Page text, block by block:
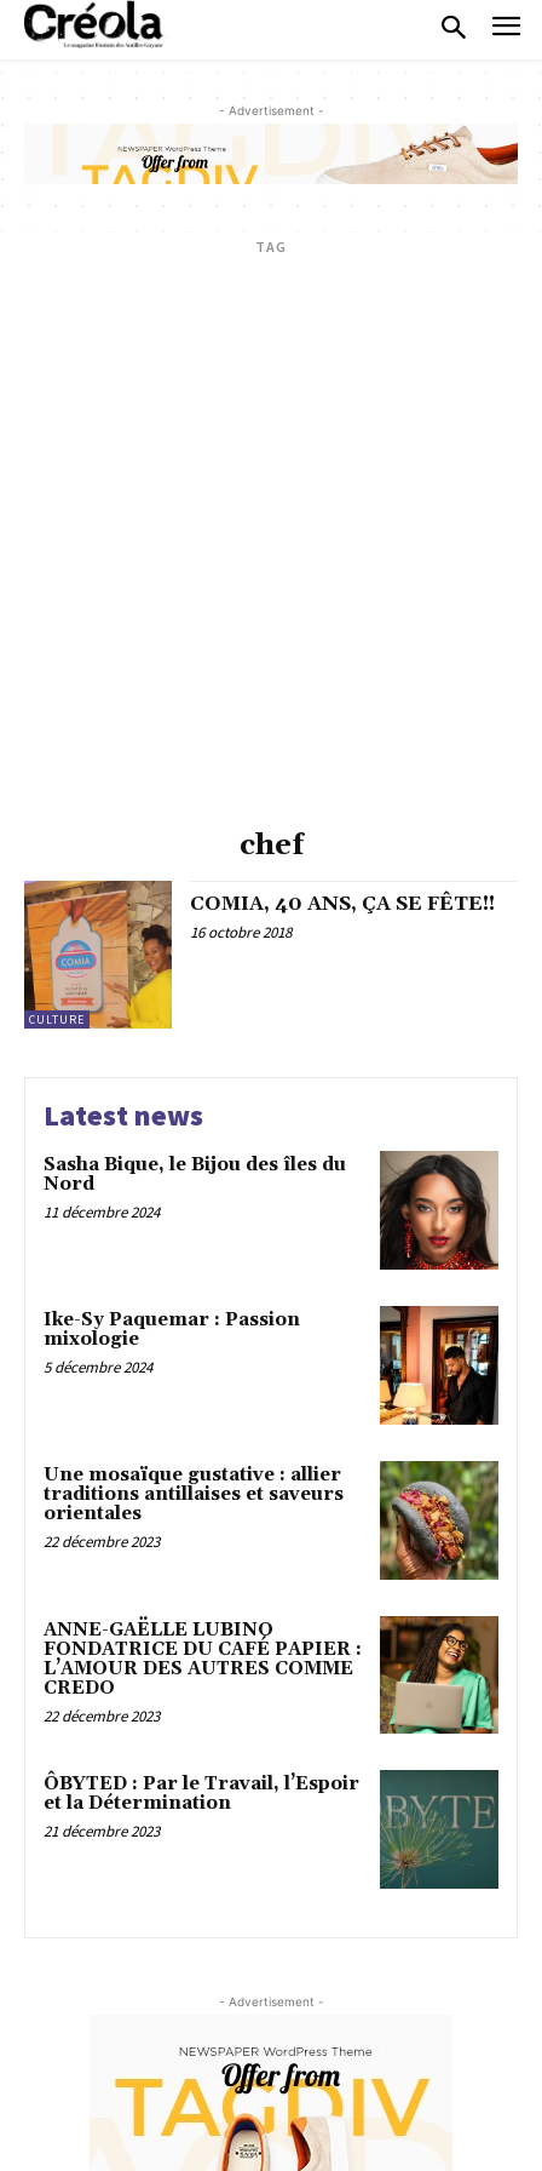
- Advertisement -
TAG
chef
CULTURE
COMIA, 40 ANS, ÇA SE FÊTE!!
16 octobre 2018
Latest news
Sasha Bique, le Bijou des îles du
Nord
11 décembre 2024
Ike-Sy Paquemar : Passion
mixologie
5 décembre 2024
Une mosaïque gustative : allier
traditions antillaises et saveurs
orientales
22 décembre 2023
ANNE-GAËLLE LUBINO
FONDATRICE DU CAFÉ PAPIER :
L’AMOUR DES AUTRES COMME
CREDO
22 décembre 2023
ÔBYTED : Par le Travail, l’Espoir
et la Détermination
21 décembre 2023
- Advertisement -